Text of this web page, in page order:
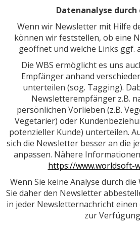
Datenanalyse durch
Wenn wir Newsletter mit Hilfe
können wir feststellen, ob eine
geöffnet und welche Links ggf.
Die WBS ermöglicht es uns
Empfänger anhand
unterteilen (sog. Tagging).
Newsletterempfänger z.B.
persönlichen Vorlieben (z.B.
Vegetarier) oder
potenzieller Kunde) unterteilen.
sich die Newsletter besser an die
anpassen. Nähere
https://www.worldsoft-
Wenn Sie keine Analyse durch die
Sie daher den Newsletter
in jeder Newsletternachricht
zur